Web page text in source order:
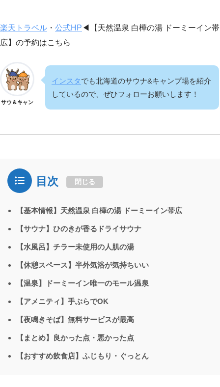
楽天トラベル ・ 公式HP ◀︎【天然温泉 白樺の湯 ドーミーイン帯
広】の予約はこちら
サウ＆キャン
インスタ でも北海道のサウナ&キャンプ場を紹介
しているので、ぜひフォローお願いします！
目次 閉じる
【基本情報】天然温泉 白樺の湯 ドーミーイン帯広
【サウナ】ひのきが香るドライサウナ
【水風呂】チラー未使用の人肌の湯
【休憩スペース】半外気浴が気持ちいい
【温泉】ドーミーイン唯一のモール温泉
【アメニティ】手ぶらでOK
【夜鳴きそば】無料サービスが最高
【まとめ】良かった点・悪かった点
【おすすめ飲食店】ふじもり・ぐっとん